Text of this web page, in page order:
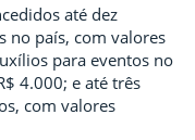
até dez
no país, com valores
para eventos no
4.000; e até três
com valores